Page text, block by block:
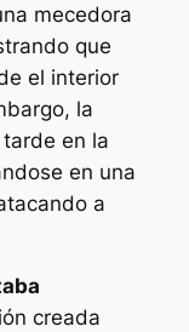
mecedora
que
el interior
la
en la
en una
a
creada